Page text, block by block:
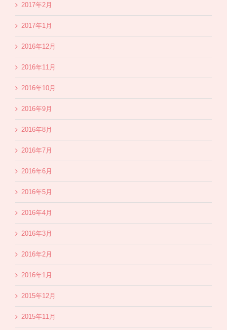
2017年2月
2017年1月
2016年12月
2016年11月
2016年10月
2016年9月
2016年8月
2016年7月
2016年6月
2016年5月
2016年4月
2016年3月
2016年2月
2016年1月
2015年12月
2015年11月